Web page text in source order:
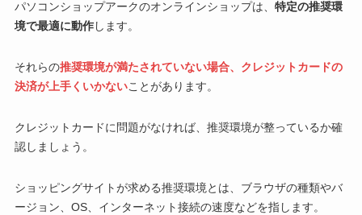
パソコンショップアークのオンラインショップは、 特定の推奨環
境で最適に動作します。
それらの推奨環境が満たされていない場合、クレジットカードの
決済が上手くいかないことがあります。
クレジットカードに問題がなければ、推奨環境が整っているか確
認しましょう。
ショッピングサイトが求める推奨環境とは、ブラウザの種類やバ
ージョン、OS、インターネット接続の速度などを指します。